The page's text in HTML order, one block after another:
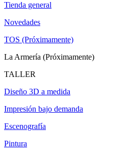
Tienda general
Novedades
TOS (Próximamente)
La Armería (Próximamente)
TALLER
Diseño 3D a medida
Impresión bajo demanda
Escenografía
Pintura